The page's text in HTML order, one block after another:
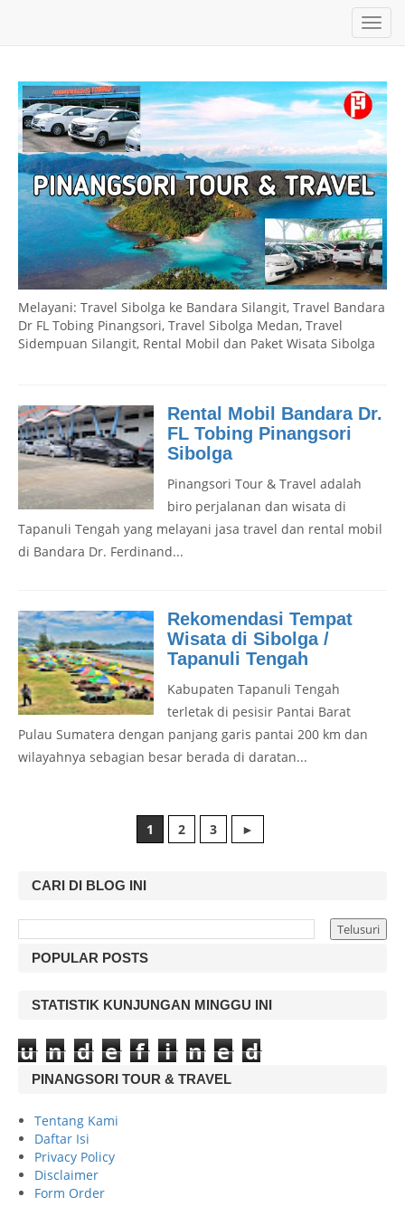
T
o
g
l
e
n
a
v
i
g
a
t
i
o
n
Melayani: Travel Sibolga ke Bandara Silangit, Travel Bandara
Dr FL Tobing Pinangsori, Travel Sibolga Medan, Travel
Sidempuan Silangit, Rental Mobil dan Paket Wisata Sibolga
Rental Mobil Bandara Dr.
FL Tobing Pinangsori
Sibolga
Pinangsori Tour & Travel adalah
biro perjalanan dan wisata di
Tapanuli Tengah yang melayani jasa travel dan rental mobil
di Bandara Dr. Ferdinand...
Rekomendasi Tempat
Wisata di Sibolga /
Tapanuli Tengah
Kabupaten Tapanuli Tengah
terletak di pesisir Pantai Barat
Pulau Sumatera dengan panjang garis pantai 200 km dan
wilayahnya sebagian besar berada di daratan...
1 2 3 ►
CARI DI BLOG INI
POPULAR POSTS
STATISTIK KUNJUNGAN MINGGU INI
u n d e f i n e d
PINANGSORI TOUR & TRAVEL
Tentang Kami
Daftar Isi
Privacy Policy
Disclaimer
Form Order